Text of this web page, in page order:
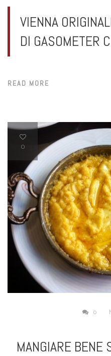
VIENNA
DI GASOMETER
READ MORE
0
0
MANGIARE BENE